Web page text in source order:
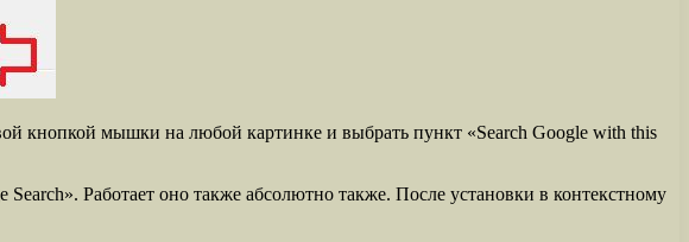
кнопкой мышки на любой картинке и выбрать пункт «Search Google with this
Работает оно также абсолютно также. После установки в контекстному